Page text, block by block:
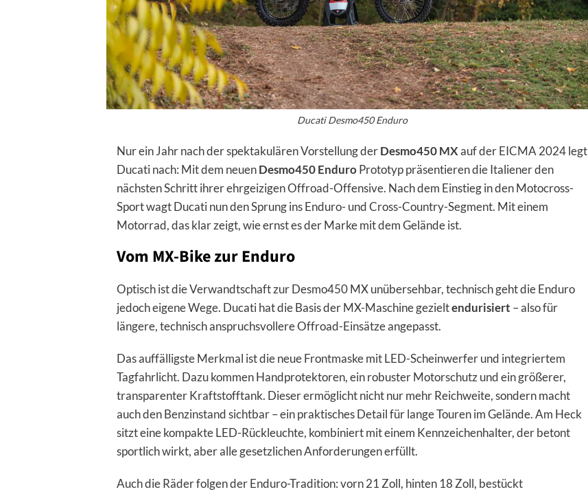
Ducati Desmo450 Enduro
Nur ein Jahr nach der spektakulären Vorstellung derDesmo450 MXauf der EICMA 2024 legt
Ducati nach: Mit dem neuenDesmo450 Enduro Prototyp präsentieren die Italiener den
nächsten Schritt ihrer ehrgeizigen Offroad-Offensive. Nach dem Einstieg in den Motocross-
Sport wagt Ducati nun den Sprung ins Enduro- und Cross-Country-Segment. Mit einem
Motorrad, das klar zeigt, wie ernst es der Marke mit dem Gelände ist.
Vom MX-Bike zur Enduro
Optisch ist die Verwandtschaft zur Desmo450 MX unübersehbar, technisch geht die Enduro
jedoch eigene Wege. Ducati hat die Basis der MX-Maschine gezieltendurisiert – also für
längere, technisch anspruchsvollere Offroad-Einsätze angepasst.
Das auffälligste Merkmal ist die neue Frontmaske mit LED-Scheinwerfer und integriertem
Tagfahrlicht. Dazu kommen Handprotektoren, ein robuster Motorschutz und ein größerer,
transparenter Kraftstofftank. Dieser ermöglicht nicht nur mehr Reichweite, sondern macht
auch den Benzinstand sichtbar – ein praktisches Detail für lange Touren im Gelände. Am Heck
sitzt eine kompakte LED-Rückleuchte, kombiniert mit einem Kennzeichenhalter, der betont
sportlich wirkt, aber alle gesetzlichen Anforderungen erfüllt.
Auch die Räder folgen der Enduro-Tradition: vorn 21 Zoll, hinten 18 Zoll, bestückt